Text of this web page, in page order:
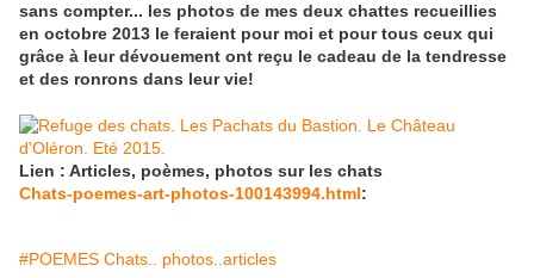
sans compter... les photos de mes deux chattes recueillies
en octobre 2013 le feraient pour moi et pour tous ceux qui
grâce à leur dévouement ont reçu le cadeau de la tendresse
et des ronrons dans leur vie!
Lien : Articles, poèmes, photos sur les chats
Chats-poemes-art-photos-100143994.html:
#POEMES Chats.. photos..articles